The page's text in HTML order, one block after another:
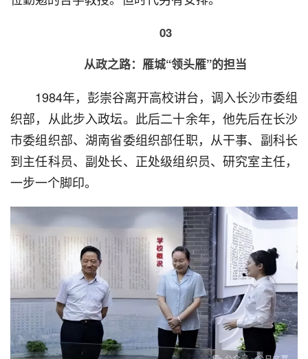
03
从政之路：雁城“领头雁”的担当
1984年，彭崇谷离开高校讲台，调入长沙市委组
织部，从此步入政坛。此后二十余年，他先后在长沙
市委组织部、湖南省委组织部任职，从干事、副科长
到主任科员、副处长、正处级组织员、研究室主任，
一步一个脚印。